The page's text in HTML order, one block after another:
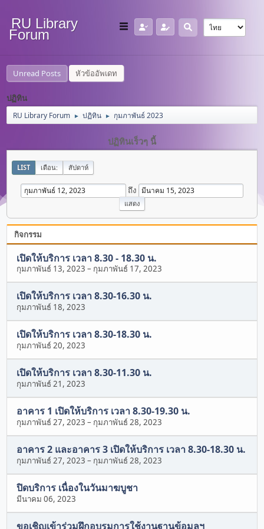
RU Library
Forum
Unread Posts หัวข้ออัพเดท
ปฏิทิน
RU Library Forum ► ปฏิทิน ► กุมภาพันธ์ 2023
ปฏิทินเร็วๆ นี้
LIST เดือน: สัปดาห์
ถึง
กิจกรรม
เปิดให้บริการ เวลา 8.30 - 18.30 น.
กุมภาพันธ์ 13, 2023 – กุมภาพันธ์ 17, 2023
เปิดให้บริการ เวลา 8.30-16.30 น.
กุมภาพันธ์ 18, 2023
เปิดให้บริการ เวลา 8.30-18.30 น.
กุมภาพันธ์ 20, 2023
เปิดให้บริการ เวลา 8.30-11.30 น.
กุมภาพันธ์ 21, 2023
อาคาร 1 เปิดให้บริการ เวลา 8.30-19.30 น.
กุมภาพันธ์ 27, 2023 – กุมภาพันธ์ 28, 2023
อาคาร 2 และอาคาร 3 เปิดให้บริการ เวลา 8.30-18.30 น.
กุมภาพันธ์ 27, 2023 – กุมภาพันธ์ 28, 2023
ปิดบริการ เนื่องในวันมาฆบูชา
มีนาคม 06, 2023
ขอเชิญเข้าร่วมฝึกอบรมการใช้งานฐานข้อมูลฯ